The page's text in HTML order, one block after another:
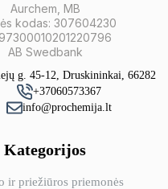
Aurchem, MB
kodas: 307604230
AB Swedbank
g. 45-12, Druskininkai, 66282
+37060573367
info@prochemija.lt
Kategorijos
ir priežiūros priemonės